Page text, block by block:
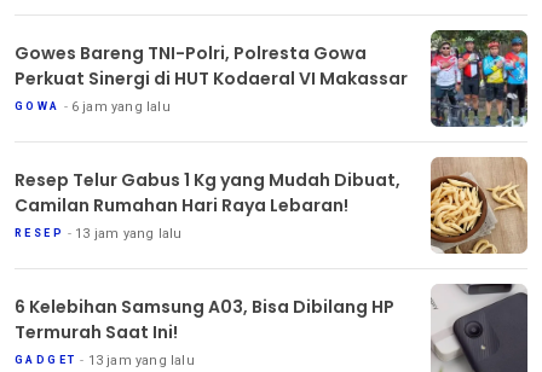
Gowes Bareng TNI-Polri, Polresta Gowa
Perkuat Sinergi di HUT Kodaeral VI Makassar
GOWA 6 jam yang lalu
Resep Telur Gabus 1 Kg yang Mudah Dibuat,
Camilan Rumahan Hari Raya Lebaran!
RESEP 13 jam yang lalu
6 Kelebihan Samsung A03, Bisa Dibilang HP
Termurah Saat Ini!
GADGET 13 jam yang lalu